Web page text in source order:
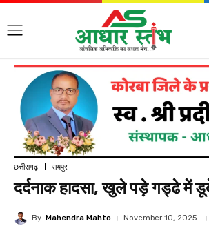
छत्तीसगढ़ रायपुर
दर्दनाक हादसा, खुले पड़े गड्ढे में
By Mahendra Mahto November 10, 2025